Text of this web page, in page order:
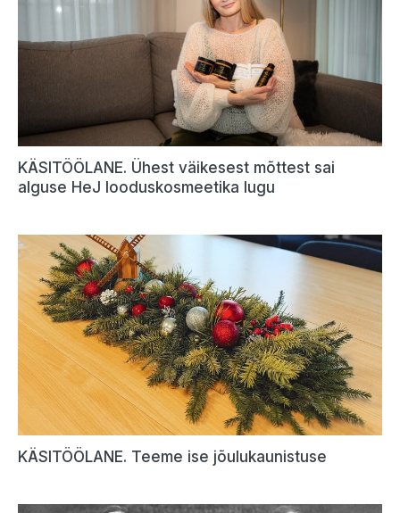
KÄSITÖÖLANE. Ühest väikesest mõttest sai
alguse HeJ looduskosmeetika lugu
KÄSITÖÖLANE. Teeme ise jõulukaunistuse